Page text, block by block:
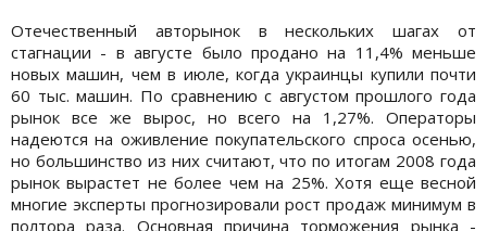
Отечественный авторынок в нескольких шагах от
стагнации - в августе было продано на 11,4% меньше
новых машин, чем в июле, когда украинцы купили почти
60 тыс. машин. По сравнению с августом прошлого года
рынок все же вырос, но всего на 1,27%. Операторы
надеются на оживление покупательского спроса осенью,
но большинство из них считают, что по итогам 2008 года
рынок вырастет не более чем на 25%. Хотя еще весной
многие эксперты прогнозировали рост продаж минимум в
полтора раза. Основная причина торможения рынка -